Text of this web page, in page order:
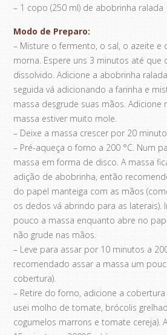
– 1 copo (250 ml) de abobrinha ralada
Modo de Preparo:
– Misture o fermento, o sal, o azeite e
morna. Espere uns 3 minutos até que
dissolvido. Adicione a abobrinha
seguida vá adicionando a farinha e
massa desgrude suas mãos. Adicione
massa estiver muito mole.
– Deixe a massa crescer por 20
– Pré-aqueça o forno a 200 °C. Num
massa em forma de disco. A massa
adição de abobrinha, então
do papel manteiga com as mãos
os dedos vá abrindo para as laterais).
pouco a massa enquanto abre no
não grude nas mãos.
– Leve para assar por 10 minutos a
recomendado assar a massa um
cobertura).
– Retire do forno, adicione a
usei molho de tomate, brócolis
cogumelos marrons e tomate cereja).